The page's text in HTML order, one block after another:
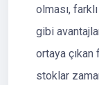
olması,
gibi
ortaya çıkan
stoklar